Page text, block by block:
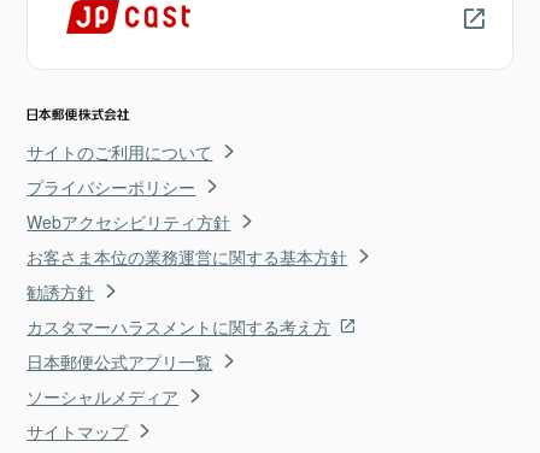
サイトのご利用について
プライバシーポリシー
Webアクセシビリティ方針
お客さま本位の業務運営に関する基本方針
勧誘方針
カスタマーハラスメントに関する考え方
日本郵便公式アプリ一覧
ソーシャルメディア
サイトマップ